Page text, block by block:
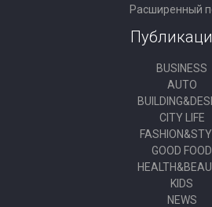
Расширенный
BUSINESS
AUTO
CITY LIFE
GOOD FOOD
KIDS
NEWS